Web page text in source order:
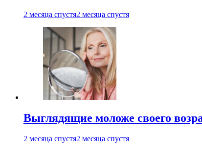
2 месяца спустя2 месяца спустя
Выглядящие моложе своего
2 месяца спустя2 месяца спустя